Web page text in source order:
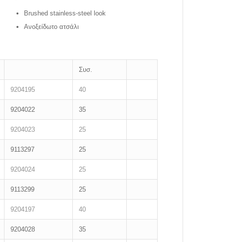
Brushed stainless-steel look
Ανοξείδωτο ατσάλι
Συσ.
9204195 40
9204022 35
9204023 25
9113297 25
9204024 25
9113299 25
9204197 40
9204028 35